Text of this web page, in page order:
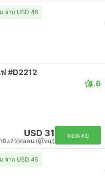
จาก USD 48
#D2212
4.6
USD 31
ษีแล้ว ต่อคน (ผู้ใหญ่)
จองเลย
จาก USD 45